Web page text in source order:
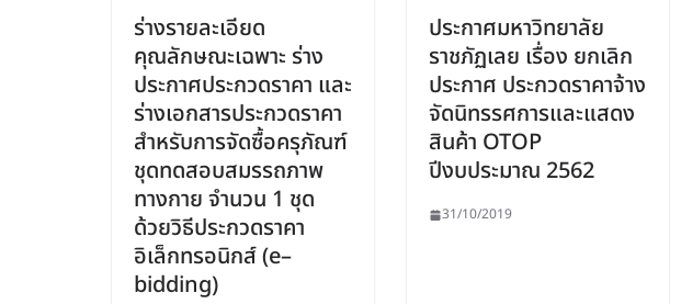
ร่างรายละเอียด
คุณลักษณะเฉพาะ ร่าง
ประกาศประกวดราคา และ
ร่างเอกสารประกวดราคา
สำหรับการจัดซื้อครุภัณฑ์
ชุดทดสอบสมรรถภาพ
ทางกาย จำนวน 1 ชุด
ด้วยวิธีประกวดราคา
อิเล็กทรอนิกส์ (e–
bidding)
ประกาศมหาวิทยาลัย
ราชภัฏเลย เรื่อง ยกเลิก
ประกาศ ประกวดราคาจ้าง
จัดนิทรรศการและแสดง
สินค้า OTOP
ปีงบประมาณ 2562
31/10/2019